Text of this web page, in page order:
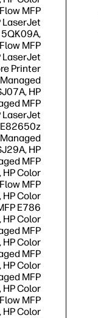
MFP
LaserJet
MFP
LaserJet
Printer
HP
MFP
LaserJet
E82650z
HP
MFP
Color
MFP
Color
E786
Color
MFP
Color
MFP
Color
MFP
Color
MFP
Color